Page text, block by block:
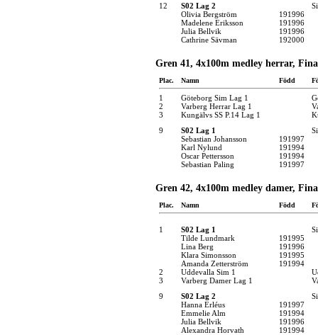
12
S02 Lag 2
Olivia Bergström
191996
Madelene Eriksson
191996
Julia Bellvik
191996
Cathrine Sävman
192000
Gren 41, 4x100m medley herrar,
Plac. Namn Född
1 Göteborg Sim Lag 1
2
Varberg Herrar Lag 1
3
Kungälvs SS P.14 Lag 1
9
S02 Lag 1
Sebastian Johansson
191997
Karl Nylund
191994
Oscar Pettersson
191994
Sebastian Paling
191997
Gren 42, 4x100m medley damer,
Plac. Namn Född
1 S02 Lag 1
Tilde Lundmark
191995
Lina Berg
191996
Klara Simonsson
191995
Amanda Zetterström
191994
2
Uddevalla Sim 1
3
Varberg Damer Lag 1
9
S02 Lag 2
Hanna Erléus
191997
Emmelie Alm
191994
Julia Bellvik
191996
Alexandra Horvath
191994